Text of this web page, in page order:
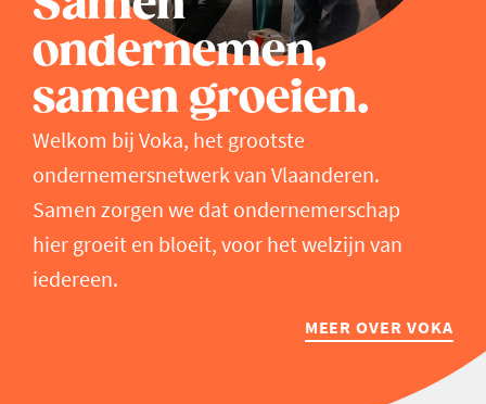
ondernemen,
samen groeien.
Welkom bij Voka, het grootste
ondernemersnetwerk van Vlaanderen.
Samen zorgen we dat ondernemerschap
hier groeit en bloeit, voor het welzijn van
iedereen.
MEER OVER VOKA